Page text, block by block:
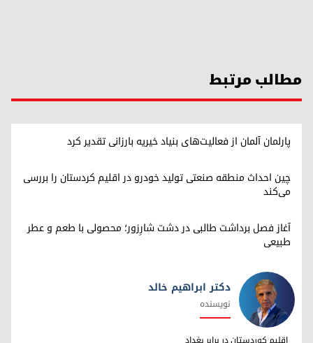
مطالب مرتبط
پارلمان آلمان از فعالیت‌های بنیاد خیریه بارزانی تقدیر کرد
چین احداث منطقه صنعتی تولید خودرو در اقلیم کردستان را بررسی
می‌کند
آغاز فصل برداشت طالبی در دشت شارِزور؛ محصولی با طعم و عطر
طبیعی
دکتر ابراهیم خالد
دکتر ابراهیم خالد
نویسنده